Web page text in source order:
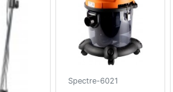
Spectre-6021